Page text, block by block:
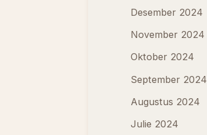
Desember 2024
November 2024
Oktober 2024
September 2024
Augustus 2024
Julie 2024